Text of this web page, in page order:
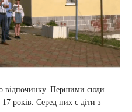
відпочинку. Першими сюди
років. Серед них є діти з